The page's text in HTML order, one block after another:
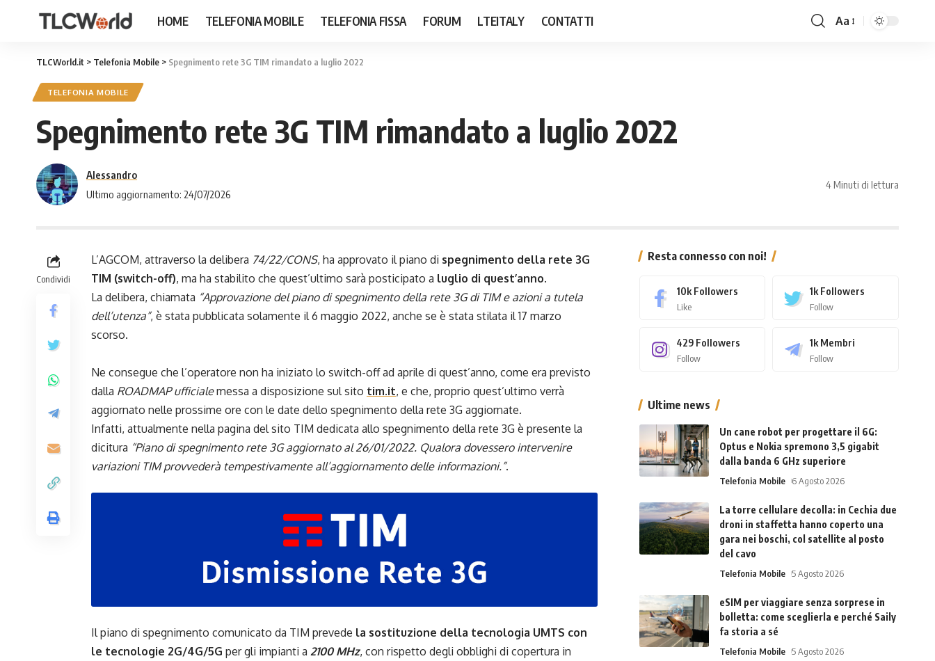
HOME TELEFONIA MOBILE TELEFONIA FISSA FORUM LTEITALY CONTATTI Aa
TLCWorld.it > Telefonia Mobile > Spegnimento rete 3G TIM rimandato a luglio 2022
TELEFONIA MOBILE
Spegnimento rete 3G TIM rimandato a luglio 2022
Ultimo aggiornamento: 24/07/2026
Alessandro
4 Minuti di lettura
Condividi
L’AGCOM, attraverso la delibera 74/22/CONS, ha approvato il piano di spegnimento della rete 3G
TIM (switch-off), ma ha stabilito che quest’ultimo sarà posticipato a luglio di quest’anno.
La delibera, chiamata “Approvazione del piano di spegnimento della rete 3G di TIM e azioni a tutela
dell’utenza”, è stata pubblicata solamente il 6 maggio 2022, anche se è stata stilata il 17 marzo
scorso.
Ne consegue che l’operatore non ha iniziato lo switch-off ad aprile di quest’anno, come era previsto
dalla ROADMAP ufficialemessa a disposizione sul sito tim.it, e che, proprio quest’ultimo verrà
aggiornato nelle prossime ore con le date dello spegnimento della rete 3G aggiornate.
Infatti, attualmente nella pagina del sito TIM dedicata allo spegnimento della rete 3G è presente la
dicitura “Piano di spegnimento rete 3G aggiornato al 26/01/2022. Qualora dovessero intervenire
variazioni TIM provvederà tempestivamente all’aggiornamento delle informazioni.”.
Il piano di spegnimento comunicato da TIM prevede la sostituzione della tecnologia UMTS con
le tecnologie 2G/4G/5G per gli impianti a 2100 MHz, con rispetto degli obblighi di copertura in
Resta connesso con noi!
10k Followers
Like
1k Followers
Follow
429 Followers
Follow
1k Membri
Follow
Ultime news
Un cane robot per progettare il 6G:
Optus e Nokia spremono 3,5 gigabit
dalla banda 6 GHz superiore
Telefonia Mobile 6 Agosto 2026
La torre cellulare decolla: in Cechia due
droni in staffetta hanno coperto una
gara nei boschi, col satellite al posto
del cavo
Telefonia Mobile 5 Agosto 2026
eSIM per viaggiare senza sorprese in
bolletta: come sceglierla e perché Saily
fa storia a sé
Telefonia Mobile 5 Agosto 2026